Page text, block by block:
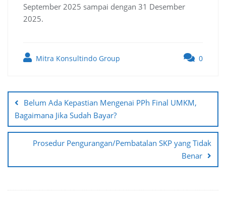
September 2025 sampai dengan 31 Desember
2025.
Mitra Konsultindo Group 0
navigation
Belum Ada Kepastian Mengenai PPh Final UMKM,
Bagaimana Jika Sudah Bayar?
Prosedur Pengurangan/Pembatalan SKP yang Tidak
Benar